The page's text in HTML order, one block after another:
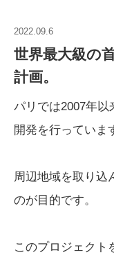
2022.09.6
世界最大級の
計画。
パリでは2007年
開発を行っていま
周辺地域を取り込
のが目的です。
このプロジェクト